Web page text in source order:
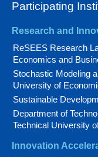
Participating
Research and
ReSEES Research
Economics and
Stochastic Modeling
University of
Sustainable
Department of
Technical University
Innovation